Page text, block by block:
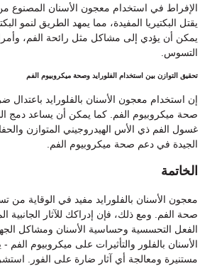
الإفراط في استخدام معجون الأسنان المصنوع
يقتل البكتيريا المفيدة، مما يمهد الطريق لنمو
يمكن أن يؤدي إلى مشاكل مثل رائحة الفم،
التسوس.
تحقيق التوازن بين استخدام الفلورايد وصحة ميكروبيوم الفم
إن استخدام معجون الأسنان بالفلورايد
صحة ميكروبيوم الفم. كما يمكن أن يساعد دمج
غسول الفم ذي الأس الهيدروجيني المتوازن
الجيدة في دعم صحة ميكروبيوم الفم.
الخاتمة
معجون الأسنان بالفلورايد مفيد في الوقاية من
صحة الفم. ومع ذلك، فإن إدراكك للآثار الجانبية
الفعل التحسسية وحساسية الأسنان ومشاكل
الأسنان بالفلور والتأثيرات على ميكروبيوم الفم
مستنيرة ومعالجة أي آثار ضارة على الفور.